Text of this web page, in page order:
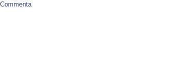
Commenta